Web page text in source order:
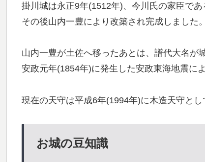
掛川城は永正9年(1512年)、今川氏の家臣で
その後山内一豊により改築され完成しました。
山内一豊が土佐へ移ったあとは、譜代大名が
安政元年(1854年)に発生した安政東海地震に
現在の天守は平成6年(1994年)に木造天守とし
お城の豆知識